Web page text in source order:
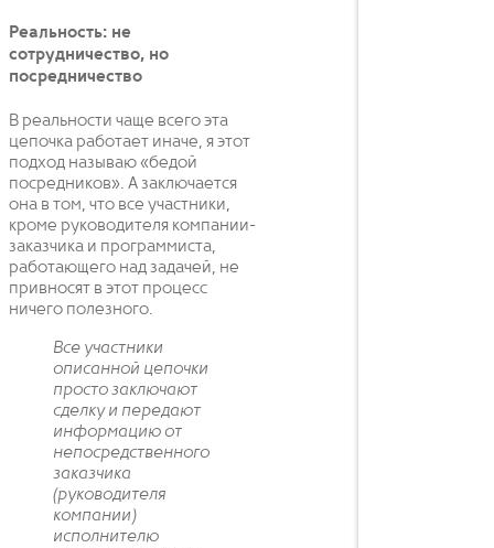
Реальность: не
сотрудничество, но
посредничество
В реальности чаще всего эта
цепочка работает иначе, я этот
подход называю «бедой
посредников». А заключается
она в том, что все участники,
кроме руководителя компании-
заказчика и программиста,
работающего над задачей, не
привносят в этот процесс
ничего полезного.
Все участники
описанной цепочки
просто заключают
сделку и передают
информацию от
непосредственного
заказчика
(руководителя
компании)
исполнителю